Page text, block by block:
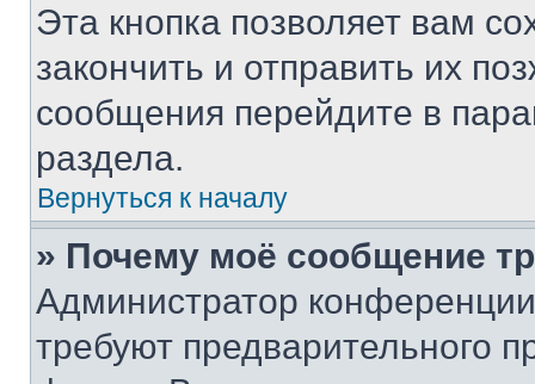
Эта кнопка позволяет вам
закончить и отправить их
сообщения перейдите в
раздела.
Вернуться к началу
» Почему моё сообщение
Администратор
требуют предварительного